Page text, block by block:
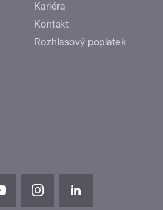
Kariéra
Kontakt
Rozhlasový poplatek